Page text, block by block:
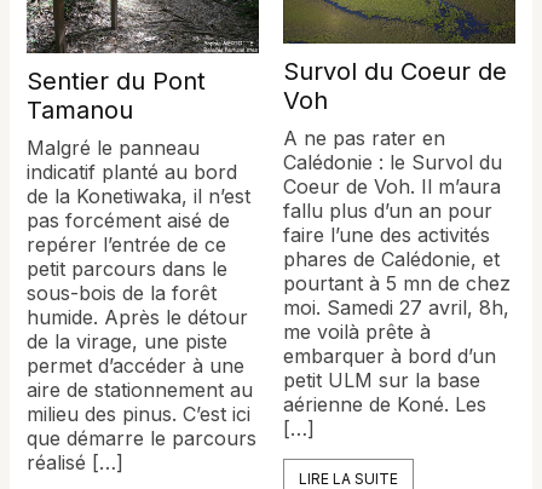
Sentier du Pont
Tamanou
Malgré le panneau
indicatif planté au bord
de la Konetiwaka, il n’est
pas forcément aisé de
repérer l’entrée de ce
petit parcours dans le
sous-bois de la forêt
humide. Après le détour
de la virage, une piste
permet d’accéder à une
aire de stationnement au
milieu des pinus. C’est ici
que démarre le parcours
réalisé […]
Survol du Coeur de
Voh
A ne pas rater en
Calédonie : le Survol du
Coeur de Voh. Il m’aura
fallu plus d’un an pour
faire l’une des activités
phares de Calédonie, et
pourtant à 5 mn de chez
moi. Samedi 27 avril, 8h,
me voilà prête à
embarquer à bord d’un
petit ULM sur la base
aérienne de Koné. Les
[…]
LIRE LA SUITE